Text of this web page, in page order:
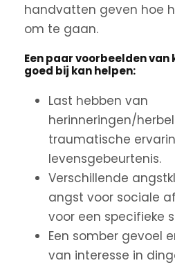
handvatten geven hoe
om te gaan.
Een paar voorbeelden
goed bij kan helpen:
Last hebben van
herinneringen/
traumatische
levensgebeurtenis.
Verschillende
angst voor sociale
voor een specifieke
Een somber gevoel
van interesse in